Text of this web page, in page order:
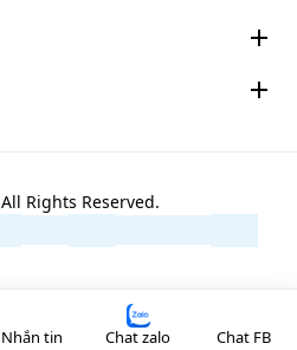
All Rights Reserved.
Nhắn tin Chat zalo Chat FB